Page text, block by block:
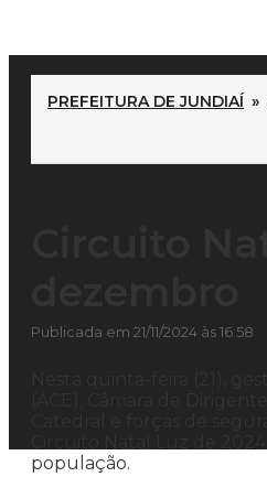
PREFEITURA DE JUNDIAÍ »
Publicada em 21/11/2024 às 16:58
população.